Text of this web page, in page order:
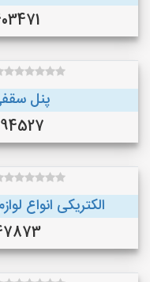
پنل سقفی
الکتریکی انواع